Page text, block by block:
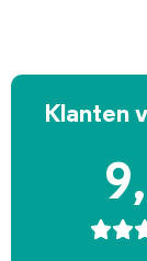
Klanten
